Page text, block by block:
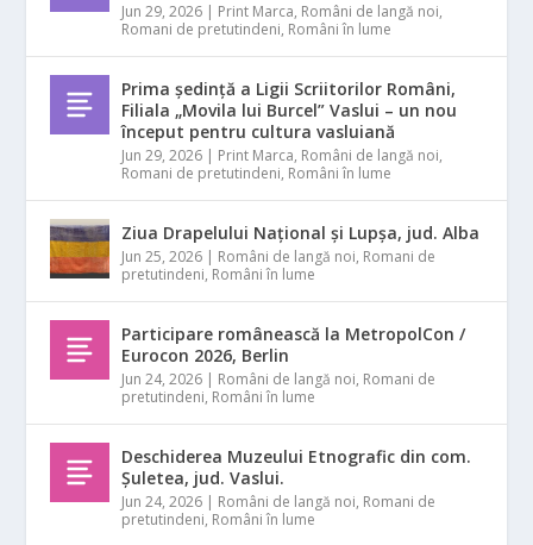
Jun 29, 2026 | Print Marca, Români de langă noi,
Romani de pretutindeni, Români în lume
Prima ședință a Ligii Scriitorilor Români,
Filiala „Movila lui Burcel” Vaslui – un nou
început pentru cultura vasluiană
Jun 29, 2026 | Print Marca, Români de langă noi,
Romani de pretutindeni, Români în lume
Ziua Drapelului Național și Lupșa, jud. Alba
Jun 25, 2026 | Români de langă noi, Romani de
pretutindeni, Români în lume
Participare românească la MetropolCon /
Eurocon 2026, Berlin
Jun 24, 2026 | Români de langă noi, Romani de
pretutindeni, Români în lume
Deschiderea Muzeului Etnografic din com.
Șuletea, jud. Vaslui.
Jun 24, 2026 | Români de langă noi, Romani de
pretutindeni, Români în lume